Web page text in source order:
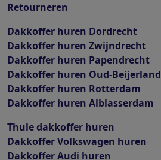
Retourneren
Dakkoffer huren Dordrecht
Dakkoffer huren Zwijndrecht
Dakkoffer huren Papendrecht
Dakkoffer huren Oud-Beijerland
Dakkoffer huren Rotterdam
Dakkoffer huren Alblasserdam
Thule dakkoffer huren
Dakkoffer Volkswagen huren
Dakkoffer Audi huren